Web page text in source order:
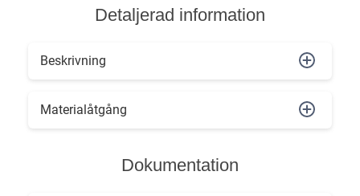
Detaljerad information
Beskrivning
Materialåtgång
Dokumentation